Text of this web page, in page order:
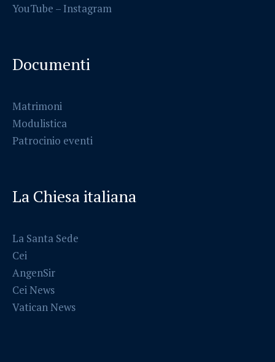
YouTube – Instagram
Documenti
Matrimoni
Modulistica
Patrocinio eventi
La Chiesa italiana
La Santa Sede
Cei
AngenSir
Cei News
Vatican News